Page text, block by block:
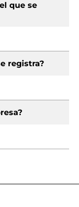
que se
registra?